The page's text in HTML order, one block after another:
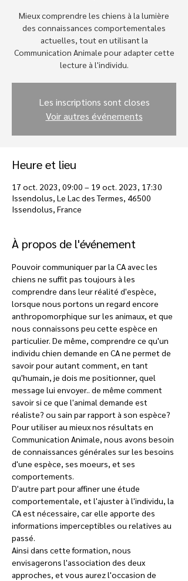
Mieux comprendre les chiens à la lumière
des connaissances comportementales
actuelles, tout en utilisant la
Communication Animale pour adapter cette
lecture à l'individu.
Les inscriptions sont closes
Voir autres événements
Heure et lieu
17 oct. 2023, 09:00 – 19 oct. 2023, 17:30
Issendolus, Le Lac des Termes, 46500
Issendolus, France
À propos de l'événement
Pouvoir communiquer par la CA avec les
chiens ne suffit pas toujours à les
comprendre dans leur réalité d'espèce,
lorsque nous portons un regard encore
anthropomorphique sur les animaux, et que
nous connaissons peu cette espèce en
particulier. De même, comprendre ce qu'un
individu chien demande en CA ne permet de
savoir pour autant comment, en tant
qu'humain, je dois me positionner, quel
message lui envoyer.. de même comment
savoir si ce que l'animal demande est
réaliste? ou sain par rapport à son espèce?
Pour utiliser au mieux nos résultats en
Communication Animale, nous avons besoin
de connaissances générales sur les besoins
d'une espèce, ses moeurs, et ses
comportements.
D'autre part pour affiner une étude
comportementale, et l'ajuster à l'individu, la
CA est nécessaire, car elle apporte des
informations imperceptibles ou relatives au
passé.
Ainsi dans cette formation, nous
envisagerons l'association des deux
approches, et vous aurez l'occasion de